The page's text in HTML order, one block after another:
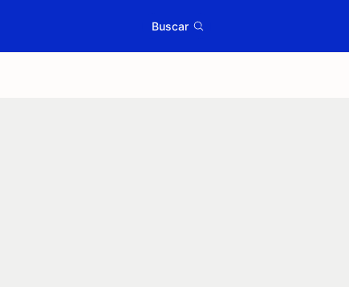
Buscar